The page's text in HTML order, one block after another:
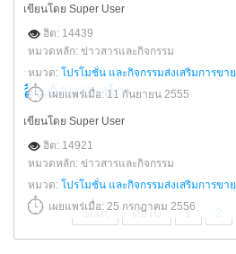
เขียนโดย Super User
หมวดหลัก: ข่าวสารและกิจกรรม
หมวด: โปรโมชั่น และกิจกรรมส่งเสริมการขาย
เผยแพร่เมื่อ: 11 กันยายน 2555
ฮิต: 14439
สินค้าแนะนำ
เขียนโดย Super User
หมวดหลัก: ข่าวสารและกิจกรรม
หมวด: โปรโมชั่น และกิจกรรมส่งเสริมการขาย
เผยแพร่เมื่อ: 25 กรกฎาคม 2556
ฮิต: 14921
Start ต่อไป 1 2